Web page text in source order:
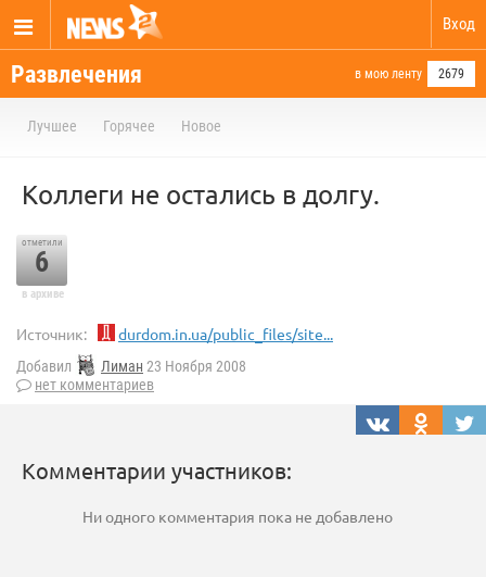
Вход
Развлечения в мою ленту 2679
Лучшее Горячее Новое
Коллеги не остались в долгу.
отметили
6
в архиве
Источник: durdom.in.ua/public_files/site...
Добавил Лиман 23 Ноября 2008
нет комментариев
Комментарии участников:
Ни одного комментария пока не добавлено